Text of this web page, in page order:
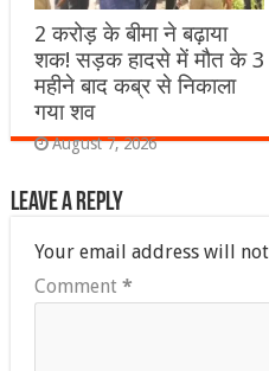
2 करोड़ के बीमा ने बढ़ाया
शक! सड़क हादसे में मौत के 3
महीने बाद कब्र से निकाला
गया शव
August 7, 2026
Leave a Reply
Your email address will
Comment *